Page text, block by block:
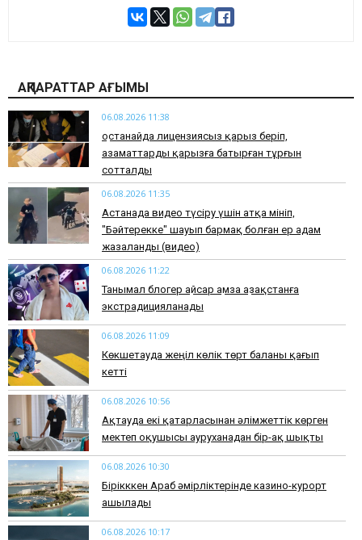
АҚПАРАТТАР АҒЫМЫ
06.08.2026 11:38
Қостанайда лицензиясыз қарыз беріп,
азаматтарды қарызға батырған тұрғын
сотталды
06.08.2026 11:35
Астанада видео түсіру үшін атқа мініп,
"Бәйтерекке" шауып бармақ болған ер адам
жазаланды (видео)
06.08.2026 11:22
Танымал блогер Қайсар Қамза Қазақстанға
экстрадицияланады
06.08.2026 11:09
Көкшетауда жеңіл көлік төрт баланы қағып
кетті
06.08.2026 10:56
Ақтауда екі қатарласынан әлімжеттік көрген
мектеп оқушысы ауруханадан бір-ақ шықты
06.08.2026 10:30
Бірікккен Араб әмірліктерінде казино-курорт
ашылады
06.08.2026 10:17